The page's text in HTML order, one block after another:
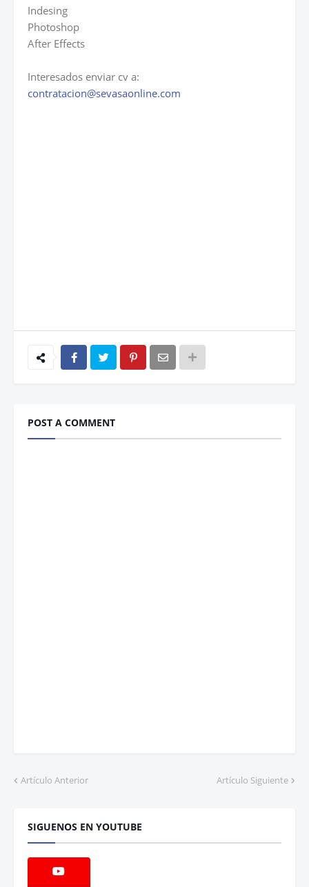
Indesing
Photoshop
After Effects
Interesados enviar cv a:
contratacion@sevasaonline.com
POST A COMMENT
Artículo Anterior Artículo Siguiente
SIGUENOS EN YOUTUBE